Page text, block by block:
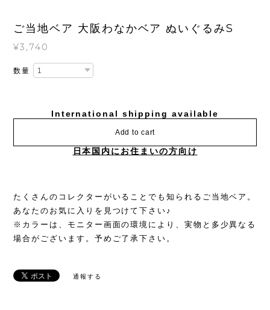
ご当地ベア 大阪わなかベア ぬいぐるみS
¥3,740
数量
International shipping available
Add to cart
日本国内にお住まいの方向け
たくさんのコレクターがいることでも知られるご当地ベア。
あなたのお気に入りを見つけて下さい♪
※カラーは、モニター画面の環境により、実物と多少異なる
場合がございます。予めご了承下さい。
通報する